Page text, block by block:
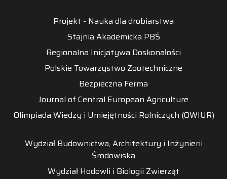
Projekt - Nauka dla drobiarstwa
Stajnia Akademicka PBŚ
Regionalna Inicjatywa Doskonałości
Polskie Towarzystwo Zootechniczne
Bezpieczna Ferma
Journal of Central European Agriculture
Olimpiada Wiedzy i Umiejętności Rolniczych (OWIUR)
Wydział Budownictwa, Architektury i Inżynierii
Środowiska
Wydział Hodowli i Biologii Zwierząt